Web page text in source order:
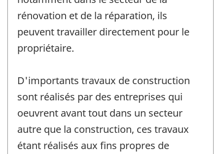
rénovation et de la réparation, ils
peuvent travailler directement pour le
propriétaire.
D'importants travaux de construction
sont réalisés par des entreprises qui
oeuvrent avant tout dans un secteur
autre que la construction, ces travaux
étant réalisés aux fins propres de